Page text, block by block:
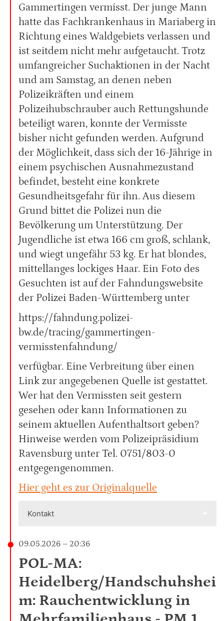
Gammertingen vermisst. Der junge Mann
hatte das Fachkrankenhaus in Mariaberg in
Richtung eines Waldgebiets verlassen und
ist seitdem nicht mehr aufgetaucht. Trotz
umfangreicher Suchaktionen in der Nacht
und am Samstag, an denen neben
Polizeikräften und einem
Polizeihubschrauber auch Rettungshunde
beteiligt waren, konnte der Vermisste
bisher nicht gefunden werden. Aufgrund
der Möglichkeit, dass sich der 16-Jährige in
einem psychischen Ausnahmezustand
befindet, besteht eine konkrete
Gesundheitsgefahr für ihn. Aus diesem
Grund bittet die Polizei nun die
Bevölkerung um Unterstützung. Der
Jugendliche ist etwa 166 cm groß, schlank,
und wiegt ungefähr 53 kg. Er hat blondes,
mittellanges lockiges Haar. Ein Foto des
Gesuchten ist auf der Fahndungswebsite
der Polizei Baden-Württemberg unter
https://fahndung.polizei-
bw.de/tracing/gammertingen-
vermisstenfahndung/
verfügbar. Eine Verbreitung über einen
Link zur angegebenen Quelle ist gestattet.
Wer hat den Vermissten seit gestern
gesehen oder kann Informationen zu
seinem aktuellen Aufenthaltsort geben?
Hinweise werden vom Polizeipräsidium
Ravensburg unter Tel. 0751/803-0
entgegengenommen.
Hier geht es zur Originalquelle
Kontakt
09.05.2026 – 20:36
POL-MA:
Heidelberg/Handschuhshei
m: Rauchentwicklung in